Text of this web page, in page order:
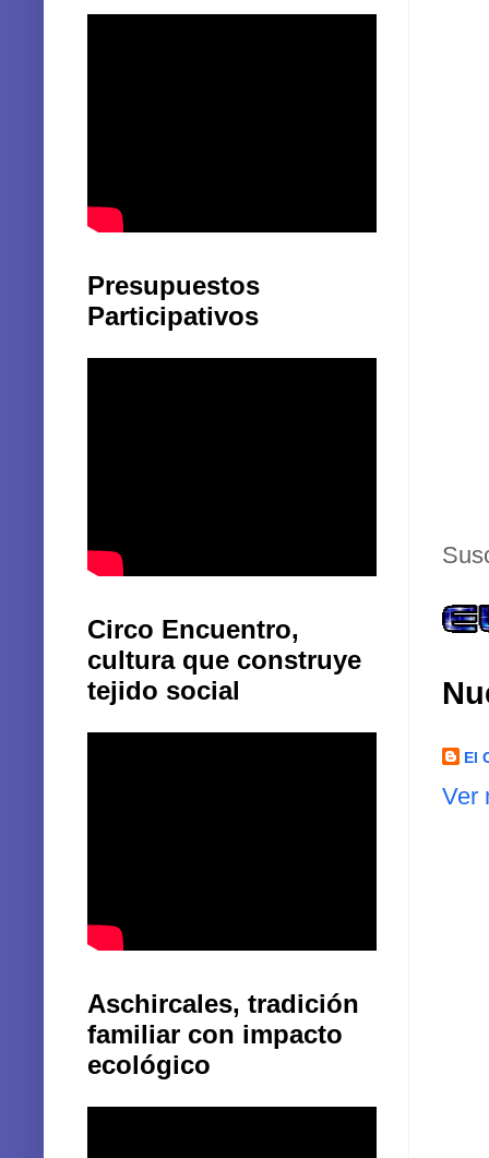
El
Ver
Presupuestos
Participativos
Circo Encuentro,
cultura que construye
tejido social
Aschircales, tradición
familiar con impacto
ecológico